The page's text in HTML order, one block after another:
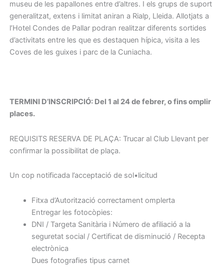
museu de les papallones entre d’altres. I els grups de suport
generalitzat, extens i limitat aniran a Rialp, Lleida. Allotjats a
l’Hotel Condes de Pallar podran realitzar diferents sortides
d’activitats entre les que es destaquen hípica, visita a les
Coves de les guixes i parc de la Cuniacha.
TERMINI D’INSCRIPCIÓ: Del 1 al 24 de febrer, o fins omplir
places.
REQUISITS RESERVA DE PLAÇA: Trucar al Club Llevant per
confirmar la possibilitat de plaça.
Un cop notificada l’acceptació de sol•licitud
Fitxa d’Autorització correctament omplerta
Entregar les fotocòpies:
DNI / Targeta Sanitària i Número de afiliació a la
seguretat social / Certificat de disminució / Recepta
electrònica
Dues fotografies tipus carnet